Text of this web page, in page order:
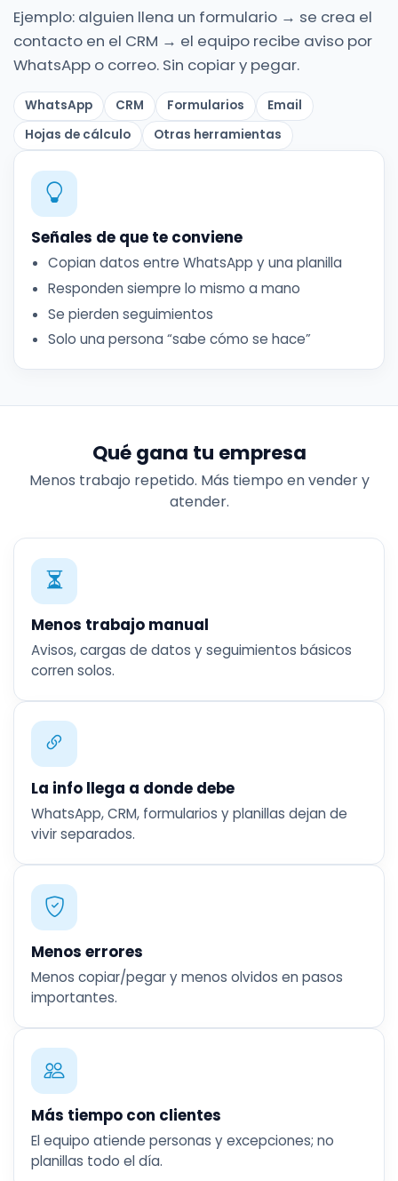
Ejemplo: alguien llena un formulario → se crea el
contacto en el CRM → el equipo recibe aviso por
WhatsApp o correo. Sin copiar y pegar.
WhatsApp CRM Formularios
Email
Hojas de cálculo
Otras herramientas
Señales de que te conviene
Copian datos entre WhatsApp y una planilla
Responden siempre lo mismo a mano
Se pierden seguimientos
Solo una persona “sabe cómo se hace”
Qué gana tu empresa
Menos trabajo repetido. Más tiempo en vender y
atender.
Menos trabajo manual
Avisos, cargas de datos y seguimientos básicos
corren solos.
La info llega a donde debe
WhatsApp, CRM, formularios y planillas dejan de
vivir separados.
Menos errores
Menos copiar/pegar y menos olvidos en pasos
importantes.
Más tiempo con clientes
El equipo atiende personas y excepciones; no
planillas todo el día.